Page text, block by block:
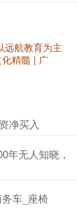
远航教育为主
精髓 | 广
净买入
年无人知晓，
车_座椅